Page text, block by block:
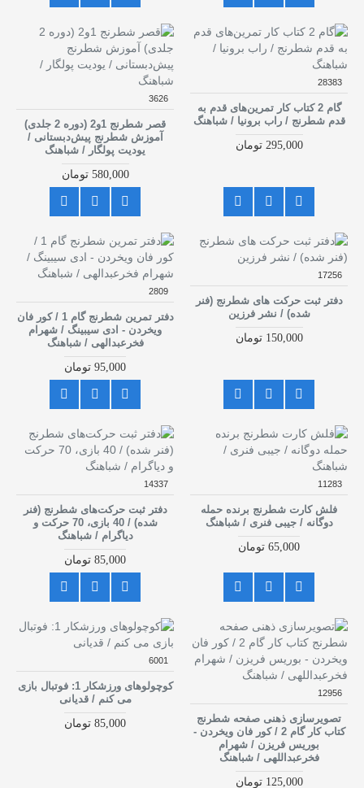
28383
گام 2 کتاب کار تمرین‌های قدم به
قدم شطرنج / راب برونیا / شباهنگ
295,000 تومان
3626
قصر شطرنج 1و2 (دوره 2 جلدی)
آموزش شطرنج پیش‌دبستانی /
یودیت پولگار / شباهنگ
580,000 تومان
17256
دفتر ثبت حرکت های شطرنج (فنر
شده) / نشر فرزین
150,000 تومان
2809
دفتر تمرین شطرنج گام 1 / کور فان
ویخردن - ادی سیبینگ / شهرام
فخرعبدالهی / شباهنگ
95,000 تومان
11283
فلش کارت شطرنج برنده حمله
دوگانه / جیبی فنری / شباهنگ
65,000 تومان
14337
دفتر ثبت حرکت‌های شطرنج (فنر
شده) / 40 بازی، 70 حرکت و
دیاگرام / شباهنگ
85,000 تومان
12956
تصویرسازی ذهنی صفحه شطرنج
کتاب کار گام 2 / کور فان ویخردن -
بوریس فریزن / شهرام
فخرعبداللهی / شباهنگ
125,000 تومان
6001
کوچولوهای ورزشکار 1: فوتبال بازی
می کنم / قدیانی
85,000 تومان